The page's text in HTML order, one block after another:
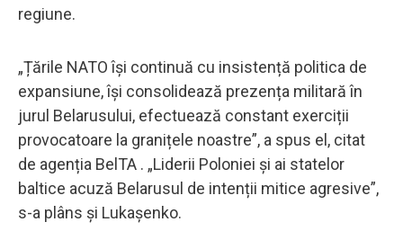
regiune.
„Țările NATO își continuă cu insistență politica de
expansiune, își consolidează prezența militară în
jurul Belarusului, efectuează constant exerciții
provocatoare la granițele noastre”, a spus el, citat
de agenția BelTA . „Liderii Poloniei și ai statelor
baltice acuză Belarusul de intenții mitice agresive”,
s-a plâns și Lukașenko.